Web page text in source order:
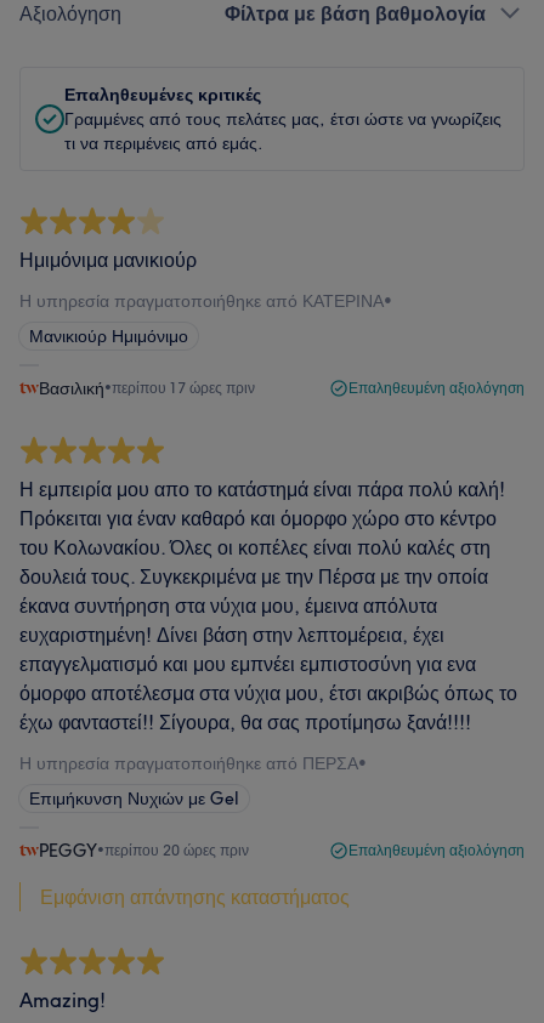
Αξιολόγηση Φίλτρα με βάση βαθμολογία
Επαληθευμένες κριτικές
Γραμμένες από τους πελάτες μας, έτσι ώστε να γνωρίζεις
τι να περιμένεις από εμάς.
Ημιμόνιμα μανικιούρ
Η υπηρεσία πραγματοποιήθηκε από ΚΑΤΕΡΙΝΑ•
Μανικιούρ Ημιμόνιμο
Βασιλική•περίπου 17 ώρες πριν Επαληθευμένη αξιολόγηση
Η εμπειρία μου απο το κατάστημά είναι πάρα πολύ καλή!
Πρόκειται για έναν καθαρό και όμορφο χώρο στο κέντρο
του Κολωνακίου. Όλες οι κοπέλες είναι πολύ καλές στη
δουλειά τους. Συγκεκριμένα με την Πέρσα με την οποία
έκανα συντήρηση στα νύχια μου, έμεινα απόλυτα
ευχαριστημένη! Δίνει βάση στην λεπτομέρεια, έχει
επαγγελματισμό και μου εμπνέει εμπιστοσύνη για ενα
όμορφο αποτέλεσμα στα νύχια μου, έτσι ακριβώς όπως το
έχω φανταστεί!! Σίγουρα, θα σας προτίμησω ξανά!!!!
Η υπηρεσία πραγματοποιήθηκε από ΠΕΡΣΑ•
Επιμήκυνση Νυχιών με Gel
PEGGY•περίπου 20 ώρες πριν Επαληθευμένη αξιολόγηση
Εμφάνιση απάντησης καταστήματος
Amazing!